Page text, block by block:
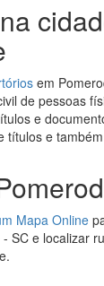
em
de pessoas
e
títulos e
Mapa Online
SC e localizar